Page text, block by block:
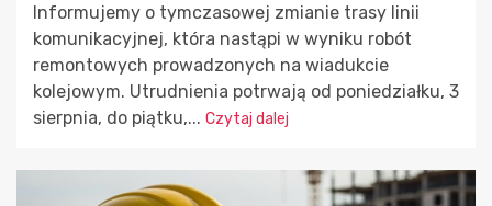
Informujemy o tymczasowej zmianie trasy linii
komunikacyjnej, która nastąpi w wyniku robót
remontowych prowadzonych na wiadukcie
kolejowym. Utrudnienia potrwają od poniedziałku, 3
sierpnia, do piątku,... Czytaj dalej